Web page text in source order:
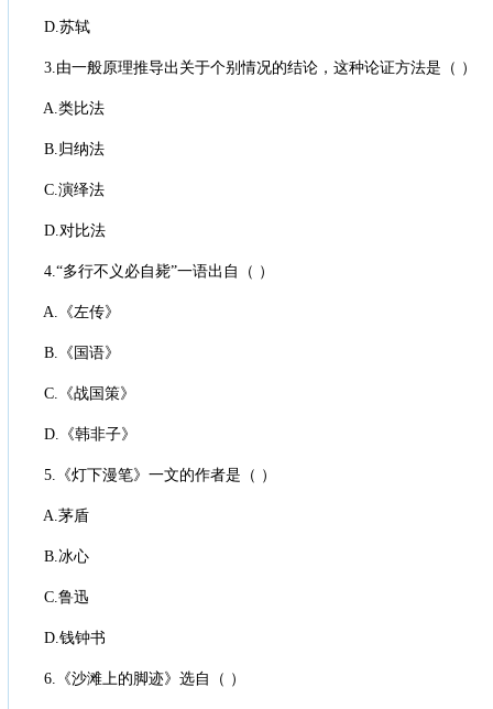
D.苏轼
3.由一般原理推导出关于个别情况的结论，这种论证方法是（ ）
A.类比法
B.归纳法
C.演绎法
D.对比法
4.“多行不义必自毙”一语出自（ ）
A.《左传》
B.《国语》
C.《战国策》
D.《韩非子》
5.《灯下漫笔》一文的作者是（ ）
A.茅盾
B.冰心
C.鲁迅
D.钱钟书
6.《沙滩上的脚迹》选自（ ）